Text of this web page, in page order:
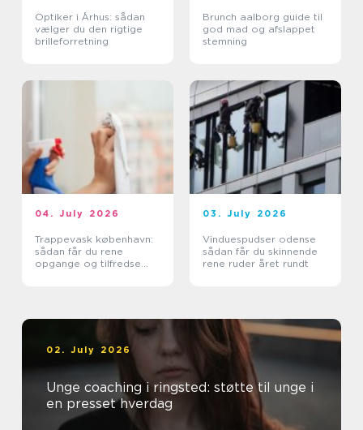
Optiker i Århus: sådan
vælger du den rigtige
brilleforretning
Brunch aalborg guide til
god mad og afslappet
stemning
04. July 2026
Trappevask københavn:
sådan får du rene
opgange og tilfredse
03. July 2026
Vinduespudser odense
sådan får du skinnende
rene ruder året rundt
02. July 2026
Unge coaching i ringsted: støtte til unge i
en presset hverdag